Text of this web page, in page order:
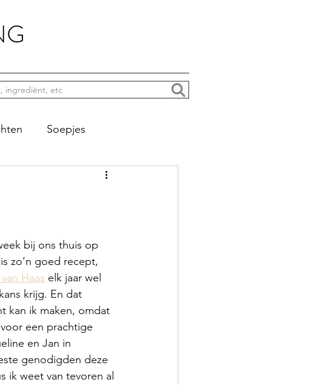
Soepjes
Pina colada’s enzo
bij ons thuis op
zo’n goed recept,
Haas elk jaar wel
krijg. En dat
kan ik maken, omdat
een prachtige
en Jan in
genodigden deze
ik weet van tevoren al